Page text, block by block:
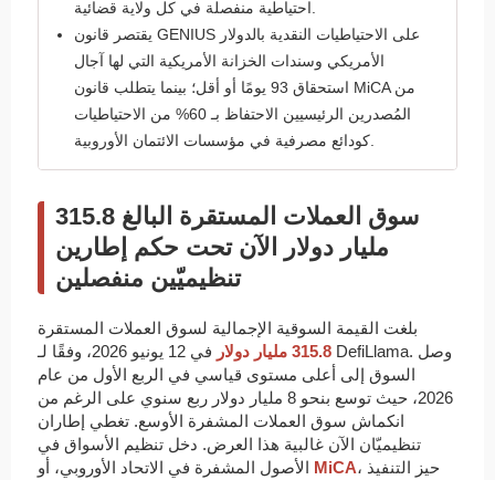
يقتصر قانون GENIUS على الاحتياطيات النقدية بالدولار
الأمريكي وسندات الخزانة الأمريكية التي لها آجال
استحقاق 93 يومًا أو أقل؛ بينما يتطلب قانون MiCA من
المُصدرين الرئيسيين الاحتفاظ بـ 60% من الاحتياطيات
سوق العملات المستقرة البالغ 315.8
مليار دولار الآن تحت حكم إطارين
تنظيميّين منفصلين
بلغت القيمة السوقية الإجمالية لسوق العملات المستقرة
315.8 مليار دولار
في 12 يونيو 2026، وفقًا لـ DefiLlama. وصل
السوق إلى أعلى مستوى قياسي في الربع الأول من عام
2026، حيث توسع بنحو 8 مليار دولار ربع سنوي على الرغم من
انكماش سوق العملات المشفرة الأوسع. تغطي إطاران
تنظيميّان الآن غالبية هذا العرض. دخل تنظيم الأسواق في
MiCA، حيز التنفيذ